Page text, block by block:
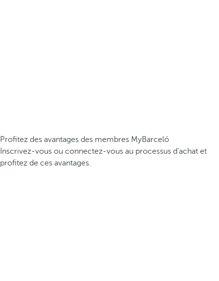
Profitez des avantages des membres MyBarceló
Inscrivez-vous ou connectez-vous au processus d’achat et
profitez de ces avantages.